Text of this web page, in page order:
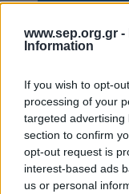
www.sep.org.gr -
Information
If you wish to opt-
processing of your
targeted
section to confirm
opt-out request is
interest-based ads
us or personal
Ευκαιρίες
Media Center
Δελτία Τύπου
Φωτογραφικό
Λογότυπα
Μέσα
δύο